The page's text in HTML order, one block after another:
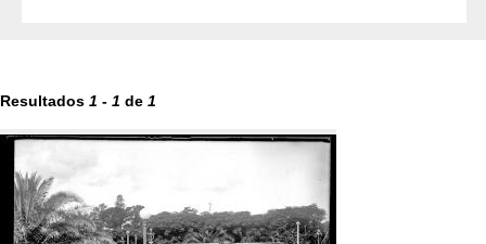
Resultados 1 - 1 de 1